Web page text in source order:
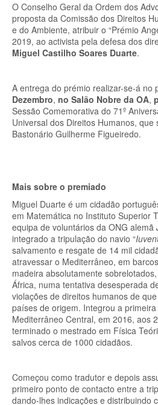
O Conselho Geral da Ordem dos
proposta da Comissão dos Direitos
e do Ambiente, atribuir o “Prémio
2019, ao activista pela defesa dos
Miguel Castilho Soares Duarte.
A entrega do prémio realizar-se-á no
Dezembro, no Salão Nobre da OA,
Sessão Comemorativa do 71º
Universal dos Direitos Humanos, que
Bastonário Guilherme Figueiredo.
Mais sobre o premiado
Miguel Duarte é um cidadão
em Matemática no Instituto Superior
equipa de voluntários da ONG alemã
integrado a tripulação do navio “
salvamento e resgate de 14 mil
atravessar o Mediterrâneo, em
madeira absolutamente
África, numa tentativa desesperada
violações de direitos humanos de
países de origem. Integrou a
Mediterrâneo Central, em 2016, aos
terminado o mestrado em Física
salvos cerca de 1000 cidadãos.
Começou como tradutor e depois
primeiro ponto de contacto entre a
dando-lhes indicações e distribuindo